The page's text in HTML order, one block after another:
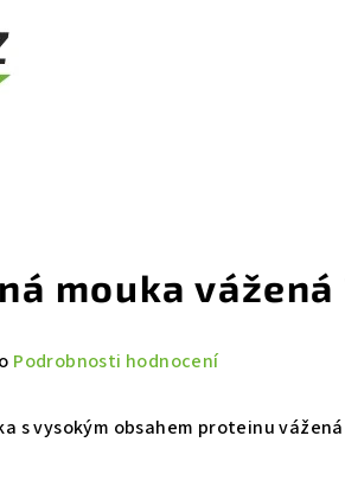
mouka vážená
Podrobnosti hodnocení
s vysokým obsahem proteinu